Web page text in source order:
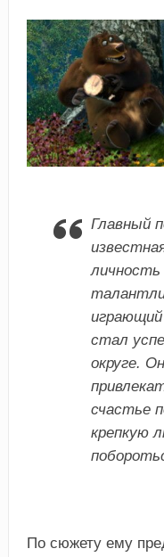
Главный
личность
стал
округе.
счастье
крепкую
По сюжету ему